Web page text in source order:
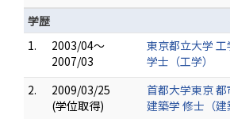
学歴
1.
2003/04～
2007/03
東京都立大学
学士（工学）
2.
2009/03/25
(学位取得)
首都大学東京
建築学 修士（建